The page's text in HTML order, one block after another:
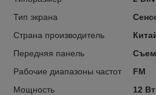
Тип экрана
Страна производитель
Передняя панель
Рабочие диапазоны частот
FM
Мощность
12 Вт